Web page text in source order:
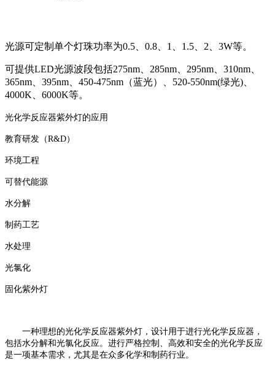
光源可定制单个灯珠功率为0.5、0.8、1、1.5、2、3W等。
可提供LED光源波段包括275nm、285nm、295nm、310nm、
365nm、395nm、450-475nm（蓝光）、520-550nm(绿光)、
4000K、6000K等。
光化学反应器紫外灯的应用
教育研发（R&D）
环境工程
可替代能源
水分解
制药工艺
水处理
光氯化
固化紫外灯
一种理想的光化学反应器紫外灯，设计用于进行光化学反应器，
包括水分解和光氯化反应。进行严格控制、高效和安全的光化学反应
是一项基本需求，尤其是在众多化学和制药行业。